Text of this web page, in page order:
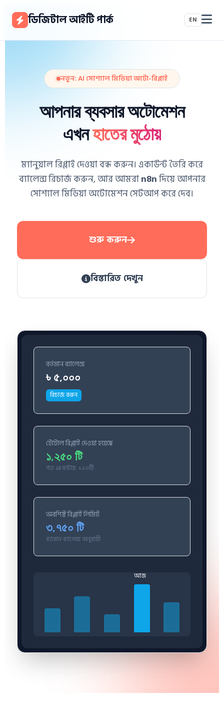
ডিজিটাল আইটি পার্ক EN
নতুন: AI সোশ্যাল মিডিয়া অটো-রিপ্লাই
আপনার ব্যবসার অটোমেশন
এখনহাতের মুঠোয়
ম্যানুয়াল রিপ্লাই দেওয়া বন্ধ করুন। একাউন্ট তৈরি করে
ব্যালেন্স রিচার্জ করুন, আর আমরাn8nদিয়ে আপনার
সোশ্যাল মিডিয়া অটোমেশন সেটআপ করে দেব।
শুরু করুন
বিস্তারিত দেখুন
বর্তমান ব্যালেন্স
৳ ৫,০০০
রিচার্জ করুন
টোটাল রিপ্লাই দেওয়া হয়েছে
১,২৫০ টি
গত ২৪ ঘন্টায়: ১২০টি
অবশিষ্ট রিপ্লাই লিমিট
৩,৭৫০ টি
বর্তমান ব্যালেন্স অনুযায়ী
আজ